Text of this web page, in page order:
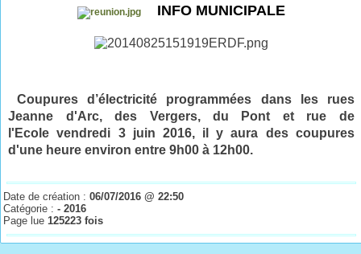
INFO MUNICIPALE
Coupures d’électricité programmées dans les rues
Jeanne d'Arc, des Vergers, du Pont et rue de
l'Ecole vendredi 3 juin 2016, il y aura des coupures
d'une heure environ entre 9h00 à 12h00.
Date de création :06/07/2016 @ 22:50
Catégorie :- 2016
Page lue 125223 fois